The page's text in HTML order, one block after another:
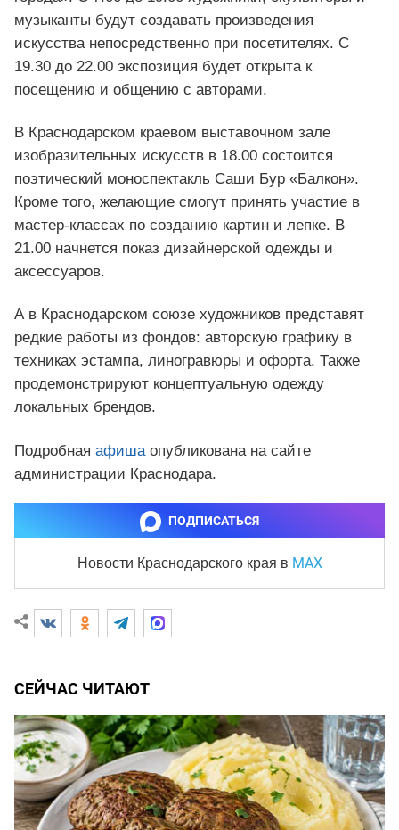
музыканты будут создавать произведения
искусства непосредственно при посетителях. С
19.30 до 22.00 экспозиция будет открыта к
посещению и общению с авторами.
В Краснодарском краевом выставочном зале
изобразительных искусств в 18.00 состоится
поэтический моноспектакль Саши Бур «Балкон».
Кроме того, желающие смогут принять участие в
мастер-классах по созданию картин и лепке. В
21.00 начнется показ дизайнерской одежды и
аксессуаров.
А в Краснодарском союзе художников представят
редкие работы из фондов: авторскую графику в
техниках эстампа, линогравюры и офорта. Также
продемонстрируют концептуальную одежду
локальных брендов.
Подробная афиша опубликована на сайте
администрации Краснодара.
ПОДПИСАТЬСЯ
Новости Краснодарского края в MAX
СЕЙЧАС ЧИТАЮТ